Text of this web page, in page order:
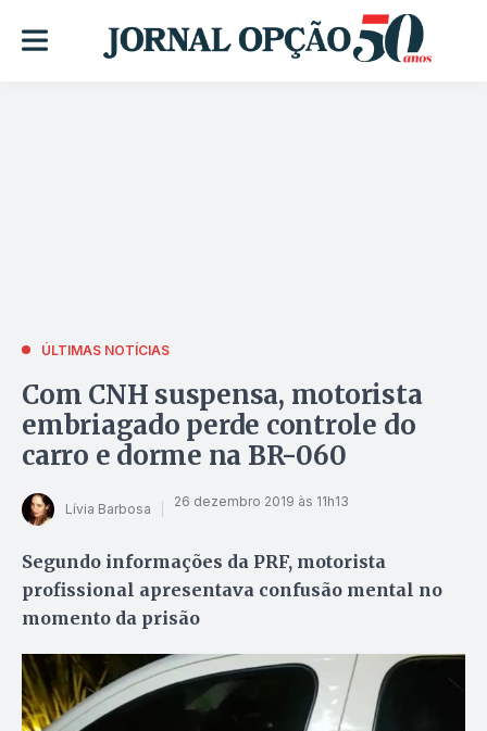
ÚLTIMAS NOTÍCIAS
Com CNH suspensa, motorista
embriagado perde controle do
carro e dorme na BR-060
Lívia Barbosa 26 dezembro 2019 às 11h13
Segundo informações da PRF, motorista
profissional apresentava confusão mental no
momento da prisão